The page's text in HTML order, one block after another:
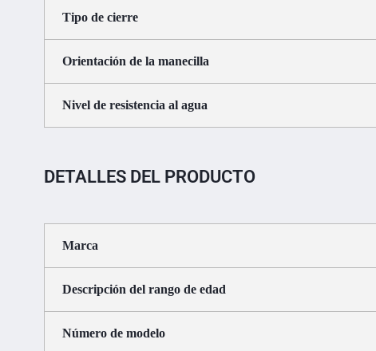
Tipo de cierre
Orientación de la manecilla
Nivel de resistencia al agua
DETALLES DEL PRODUCTO
Marca
Descripción del rango de edad
Número de modelo